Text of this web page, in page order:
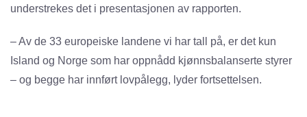
understrekes det i presentasjonen av rapporten.
– Av de 33 europeiske landene vi har tall på, er det kun
Island og Norge som har oppnådd kjønnsbalanserte styrer
– og begge har innført lovpålegg, lyder fortsettelsen.